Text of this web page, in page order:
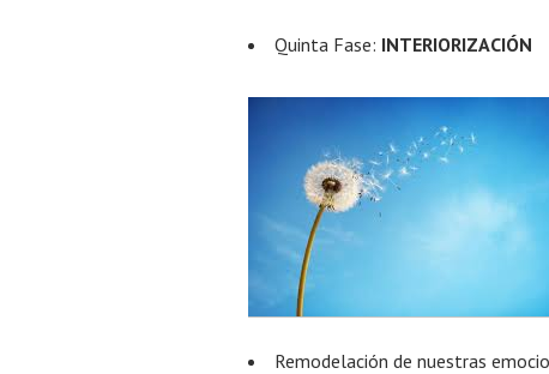
Quinta Fase: INTERIORIZACIÓN
Remodelación de nuestras